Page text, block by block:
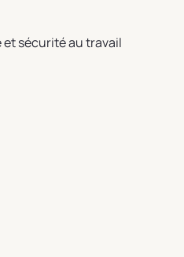
et sécurité au travail